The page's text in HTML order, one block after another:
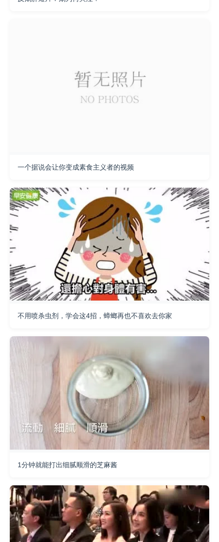
一个据说会让你变成素食主义者的视频
不用喷杀虫剂，学会这4招，蟑螂再也不喜欢去你家
1分钟就能打出细腻顺滑的芝麻酱